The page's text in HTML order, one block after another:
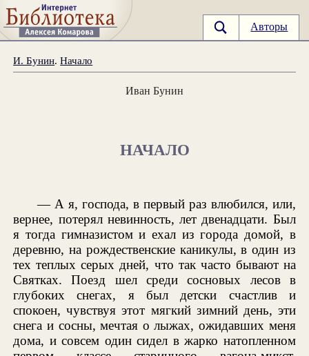
Авторы
И. Бунин.Начало
Иван Бунин
НАЧАЛО
— А я, господа, в первый раз влюбился, или,
вернее, потерял невинность, лет двенадцати. Был
я тогда гимназистом и ехал из города домой, в
деревню, на рождественские каникулы, в один из
тех теплых серых дней, что так часто бывают на
Святках. Поезд шел среди сосновых лесов в
глубоких снегах, я был детски счастлив и
спокоен, чувствуя этот мягкий зимний день, эти
снега и сосны, мечтая о лыжах, ожидавших меня
дома, и совсем один сидел в жарко натопленном